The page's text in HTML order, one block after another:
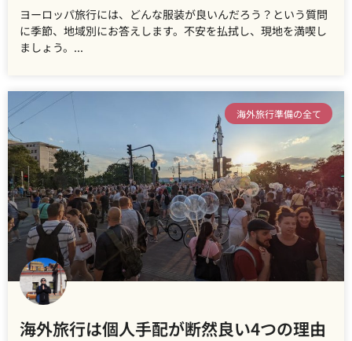
ヨーロッパ旅行には、どんな服装が良いんだろう？という質問
に季節、地域別にお答えします。不安を払拭し、現地を満喫し
ましょう。
海外旅行準備の全て
海外旅行は個人手配が断然良い4つの理由